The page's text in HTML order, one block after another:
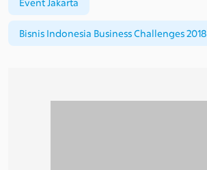
Bisnis Indonesia Business Challenges 2018